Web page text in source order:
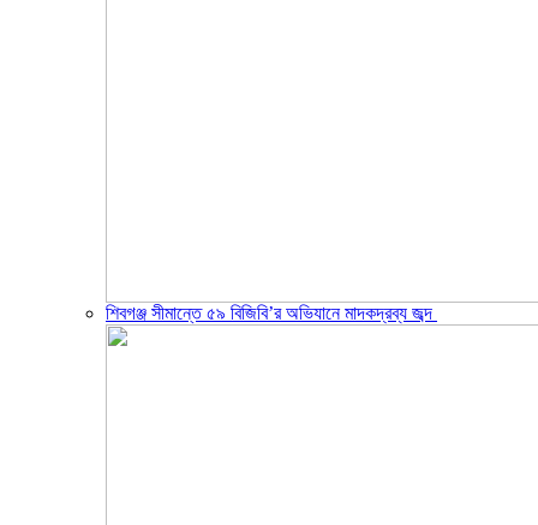
শিবগঞ্জ সীমান্তে ৫৯ বিজিবি’র অভিযানে মাদকদ্রব্য জব্দ ​